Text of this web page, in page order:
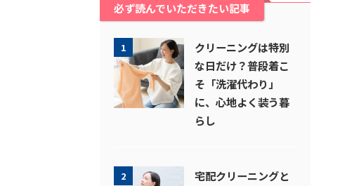
必ず読んでいただきたい記事
1
クリーニングは特別
な日だけ？普段着こ
そ「洗濯代わり」
に、心地よく装う暮
らし
2
宅配クリーニングと